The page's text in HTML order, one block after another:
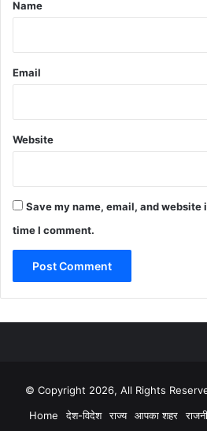
Name
Email
Website
Save my name, email, and website
time I comment.
© Copyright 2026, All Rights
Home
देश-विदेश राज्य आपका शहर